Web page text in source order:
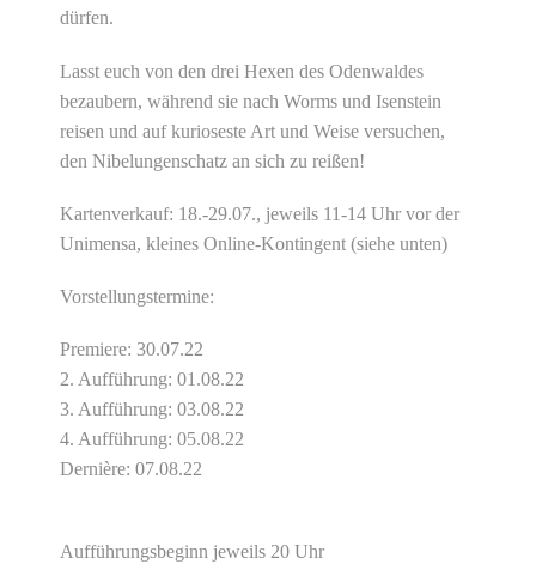
dürfen.
Lasst euch von den drei Hexen des Odenwaldes
bezaubern, während sie nach Worms und Isenstein
reisen und auf kurioseste Art und Weise versuchen,
den Nibelungenschatz an sich zu reißen!
Kartenverkauf: 18.-29.07., jeweils 11-14 Uhr vor der
Unimensa, kleines Online-Kontingent (siehe unten)
Vorstellungstermine:
Premiere: 30.07.22
2. Aufführung: 01.08.22
3. Aufführung: 03.08.22
4. Aufführung: 05.08.22
Dernière: 07.08.22
Aufführungsbeginn jeweils 20 Uhr